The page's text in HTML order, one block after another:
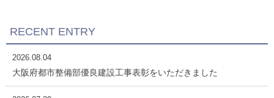
RECENT ENTRY
2026.08.04
大阪府都市整備部優良建設工事表彰をいただきました